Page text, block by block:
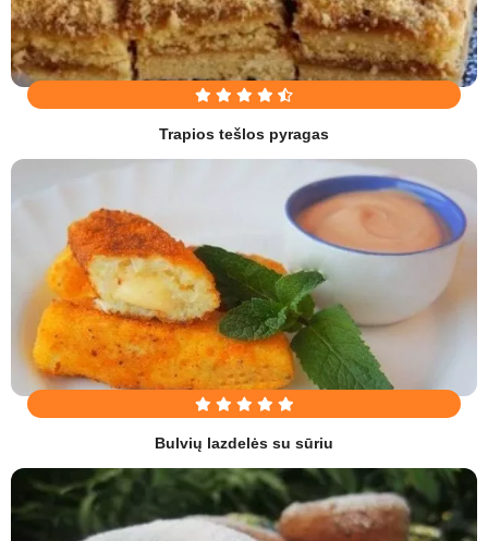
Trapios tešlos pyragas
Bulvių lazdelės su sūriu